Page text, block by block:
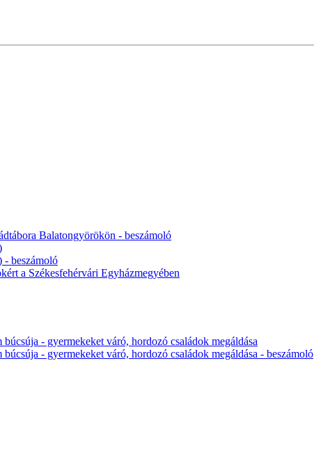
Balatongyörökön - beszámoló
- beszámoló
a Székesfehérvári Egyházmegyében
- gyermekeket váró, hordozó családok megáldása
- gyermekeket váró, hordozó családok megáldása - beszámoló